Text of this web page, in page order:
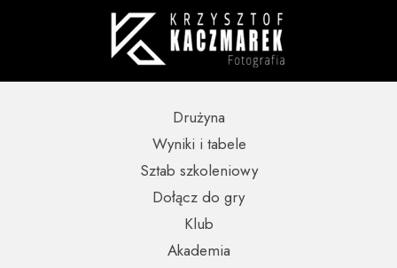
Wyniki i tabele
Sztab szkoleniowy
Dołącz do gry
Drużyna
Akademia
Klub